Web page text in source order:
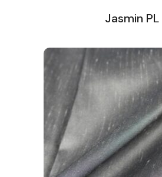
Jasmin PL